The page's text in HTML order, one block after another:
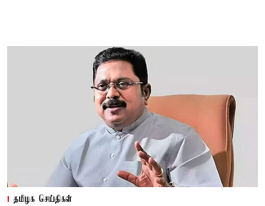
தமிழக செய்திகள்